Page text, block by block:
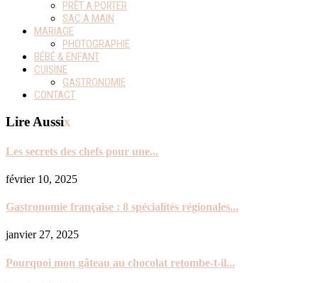
PRÊT A PORTER
SAC A MAIN
MARIAGE
PHOTOGRAPHIE
BÉBÉ & ENFANT
CUISINE
GASTRONOMIE
CONTACT
Lire Aussix
Les secrets des chefs pour une...
février 10, 2025
Gastronomie française : 8 spécialités régionales...
janvier 27, 2025
Pourquoi mon gâteau au chocolat retombe-t-il...